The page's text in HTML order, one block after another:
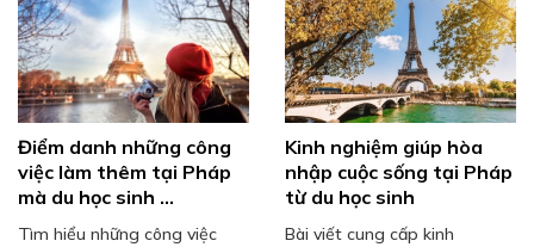
Điểm danh những công
việc làm thêm tại Pháp
mà du học sinh ...
Tìm hiểu những công việc
Kinh nghiệm giúp hòa
nhập cuộc sống tại Pháp
từ du học sinh
Bài viết cung cấp kinh